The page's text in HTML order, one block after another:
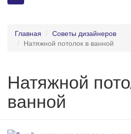
Главная
Советы дизайнеров
Натяжной потолок в ванной
Натяжной
ванной